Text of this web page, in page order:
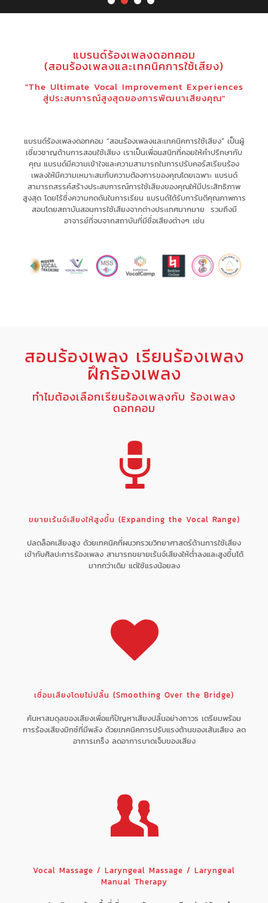
แบรนด์ร้องเพลงดอทคอม
(สอนร้องเพลงและเทคนิคการใช้เสียง)
"The Ultimate Vocal Improvement Experiences
สู่ประสบการณ์สูงสุดของการพัฒนาเสียงคุณ"
แบรนด์ร้องเพลงดอทคอม “สอนร้องเพลงและเทคนิคการใช้เสียง” เป็นผู้
เชี่ยวชาญด้านการสอนใช้เสียง เราเป็นเพื่อนสนิทที่คอยให้คำปรึกษากับ
คุณ แบรนด์มีความเข้าใจและความสามารถในการปรับคอร์สเรียนร้อง
เพลงให้มีความเหมาะสมกับความต้องการของคุณโดยเฉพาะ แบรนด์
สามารถสรรค์สร้างประสบการณ์การใช้เสียงของคุณให้มีประสิทธิภาพ
สูงสุด โดยไร้ซึ่งความกดดันในการเรียน แบรนด์ได้รับการันตีคุณภาพการ
สอนโดยสถาบันสอนการใช้เสียงจากต่างประเทศมากมาย รวมถึงมี
อาจารย์ที่จบจากสถาบันที่มีชื่อเสียงต่างๆ เช่น
สอนร้องเพลง เรียนร้องเพลง
ฝึกร้องเพลง
ทำไมต้องเลือกเรียนร้องเพลงกับ ร้องเพลง
ดอทคอม
ขยายเร้นจ์เสียงให้สูงขึ้น (Expanding the Vocal Range)
ปลดล็อคเสียงสูง ด้วยเทคนิคที่ผนวกรวมวิทยาศาสตร์ด้านการใช้เสียง
เข้ากับศิลปะการร้องเพลง สามารถขยายเร้นจ์เสียงให้ต่ำลงและสูงขึ้นได้
มากกว่าเดิม แต่ใช้แรงน้อยลง
เชื่อมเสียงโดยไม่ปลิ้น (Smoothing Over the Bridge)
ค้นหาสมดุลของเสียงเพื่อแก้ปัญหาเสียงปลิ้นอย่างถาวร เตรียมพร้อม
การร้องเสียงมิกซ์ที่มีพลัง ด้วยเทคนิคการปรับแรงต้านของเส้นเสียง ลด
อาการเกร็ง ลดอาการบาดเจ็บของเสียง
Vocal Massage / Laryngeal Massage / Laryngeal
Manual Therapy